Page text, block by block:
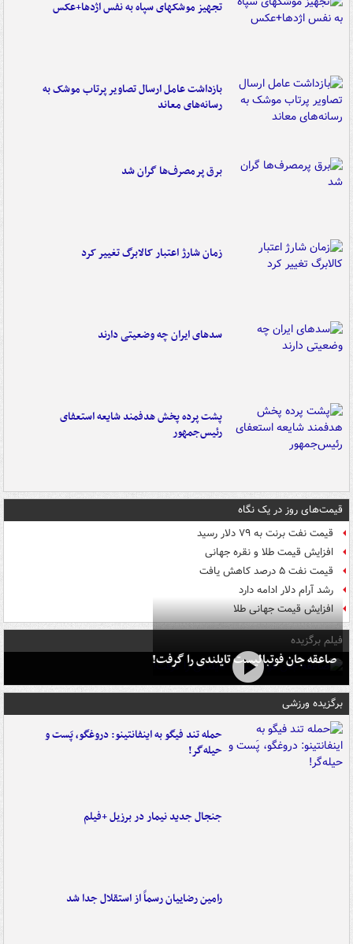
تجهیز موشکهای سپاه به نفس اژدها+عکس
بازداشت عامل ارسال تصاویر پرتاب موشک به
رسانه‌های معاند
برق پرمصرف‌ها گران شد
زمان شارژ اعتبار کالابرگ تغییر کرد
سدهای ایران چه وضعیتی دارند
پشت پرده پخش هدفمند شایعه استعفای
رئیس‌جمهور
قیمت‌های روز در یک نگاه
قیمت نفت برنت به ۷۹ دلار رسید
افزایش قیمت طلا و نقره جهانی
قیمت نفت ۵ درصد کاهش یافت
رشد آرام دلار ادامه دارد
افزایش قیمت جهانی طلا
فیلم برگزیده
صاعقه جان فوتبالیست تایلندی را گرفت!
برگزیده ورزشی
حمله تند فیگو به اینفانتینو: دروغگو، پَست‌ و
حیله‌گر!
جنجال جدید نیمار در برزیل +فیلم
رامین رضاییان رسماً از استقلال جدا شد